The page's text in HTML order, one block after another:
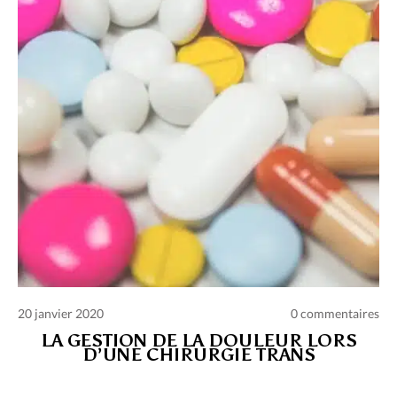
Conditions d’utilisation
Nous contacter
Politique de confidentialité
20 janvier 2020 0 commentaires
LA GESTION DE LA DOULEUR LORS
D’UNE CHIRURGIE TRANS